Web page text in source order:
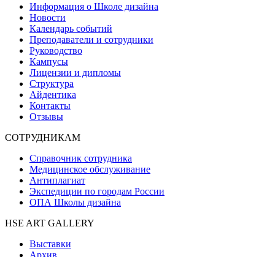
Информация о Школе дизайна
Новости
Календарь событий
Преподаватели и сотрудники
Руководство
Кампусы
Лицензии и дипломы
Структура
Айдентика
Контакты
Отзывы
СОТРУДНИКАМ
Справочник сотрудника
Медицинское обслуживание
Антиплагиат
Экспедиции по городам России
ОПА Школы дизайна
HSE ART GALLERY
Выставки
Архив